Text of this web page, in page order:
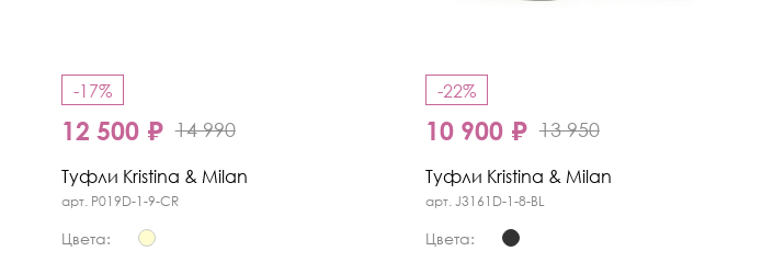
-17%
12 500 ₽ 14 990
Туфли Kristina & Milan
арт. P019D-1-9-CR
Цвета:
-22%
10 900 ₽ 13 950
Туфли Kristina & Milan
арт. J3161D-1-8-BL
Цвета: